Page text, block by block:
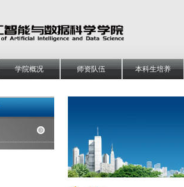
学院概况 师资队伍 本科生培养